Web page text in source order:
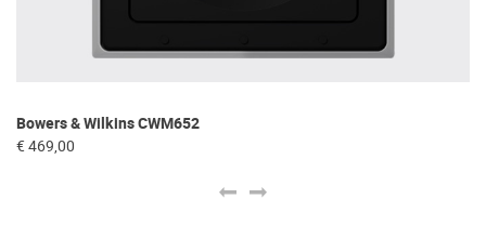
Bowers & Wilkins CWM652
€ 469,00